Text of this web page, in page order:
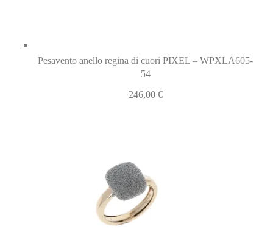
Pesavento anello regina di cuori PIXEL – WPXLA605-
54
246,00 €